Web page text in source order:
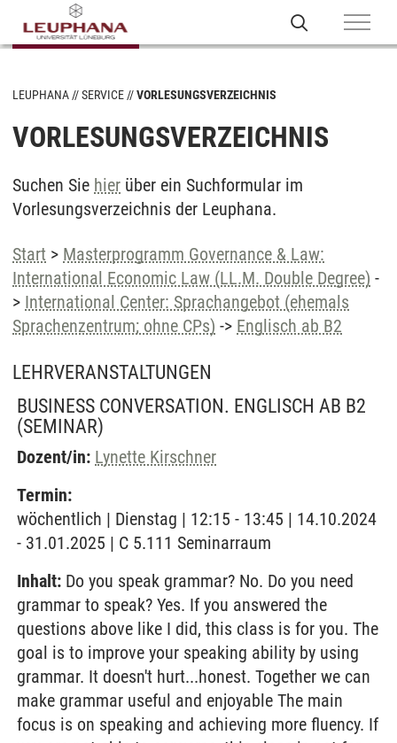
LEUPHANA SERVICE VORLESUNGSVERZEICHNIS
VORLESUNGSVERZEICHNIS
Suchen Sie hier über ein Suchformular im
Vorlesungsverzeichnis der Leuphana.
Start > Masterprogramm Governance & Law:
International Economic Law (LL.M. Double Degree) -
> International Center: Sprachangebot (ehemals
Sprachenzentrum; ohne CPs) -> Englisch ab B2
LEHRVERANSTALTUNGEN
BUSINESS CONVERSATION. ENGLISCH AB B2
(SEMINAR)
Dozent/in: Lynette Kirschner
Termin:
wöchentlich | Dienstag | 12:15 - 13:45 | 14.10.2024
- 31.01.2025 | C 5.111 Seminarraum
Inhalt: Do you speak grammar? No. Do you need
grammar to speak? Yes. If you answered the
questions above like I did, this class is for you. The
goal is to improve your speaking ability by using
grammar. It doesn't hurt...honest. Together we can
make grammar useful and enjoyable The main
focus is on speaking and achieving more fluency. If